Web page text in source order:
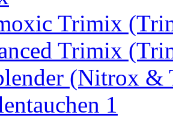
Trimix
Trimix
(Nitrox
1